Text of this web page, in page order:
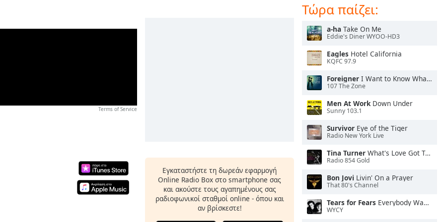
Terms of Service
Εγκαταστήστε τη δωρεάν εφαρμογή
Online Radio Box στο smartphone σας
και ακούστε τους αγαπημένους σας
ραδιοφωνικοί σταθμοί online - όπου και
αν βρίσκεστε!
Τώρα παίζει:
a-ha Take On Me
Eddie's Diner WYOO-HD3
Eagles Hotel California
KQFC 97.9
Foreigner I Want to Know What Love Is
107 The Zone
Men At WorkDown Under
Sunny 103.1
Survivor Eye of the Tiger
Radio New York Live
Tina Turner What's Love Got To Do With It
Radio 854 Gold
Bon Jovi Livin' On a Prayer
That 80's Channel
Tears for Fears Everybody Wants To Rule the World
WYCY